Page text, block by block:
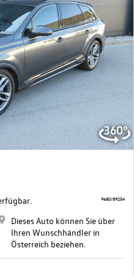
Dieses Auto können Sie über
Ihren Wunschhändler in
Österreich beziehen.
9680/89254